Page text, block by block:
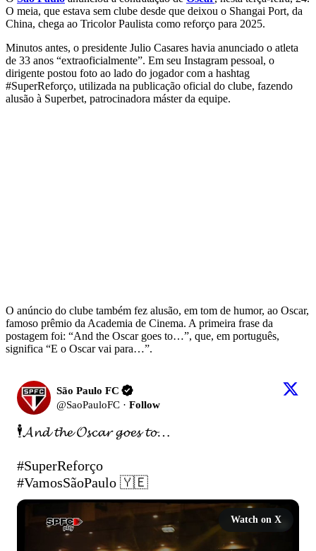
O meia, que estava sem clube desde que deixou o Shangai Port, da
China, chega ao Tricolor Paulista como reforço para 2025.
Minutos antes, o presidente Julio Casares havia anunciado o atleta
de 33 anos “extraoficialmente”. Em seu Instagram pessoal, o
dirigente postou foto ao lado do jogador com a hashtag
#SuperReforço, utilizada na publicação oficial do clube, fazendo
alusão à Superbet, patrocinadora máster da equipe.
O anúncio do clube também fez alusão, em tom de humor, ao Oscar,
famoso prêmio da Academia de Cinema. A primeira frase da
postagem foi: “And the Oscar goes to…”, que, em português,
significa “E o Oscar vai para…”.
São Paulo FC
@SaoPauloFC · Follow
🕴️𝓐𝓷𝓭 𝓽𝓱𝓮 𝓞𝓼𝓬𝓪𝓻 𝓰𝓸𝓮𝓼 𝓽𝓸…
#SuperReforço
#VamosSãoPaulo 🇾🇪
Watch on X